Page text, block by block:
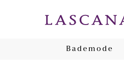
Bademode